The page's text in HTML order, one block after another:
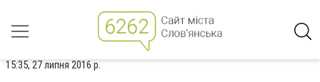
15:35, 27 липня 2016 р.